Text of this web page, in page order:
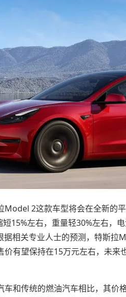
Model 2这款车型将会在全新的
15%左右，重量轻30%左右，
据相关专业人士的预测，特斯
价有望保持在15万元左右，未
车和传统的燃油汽车相比，其